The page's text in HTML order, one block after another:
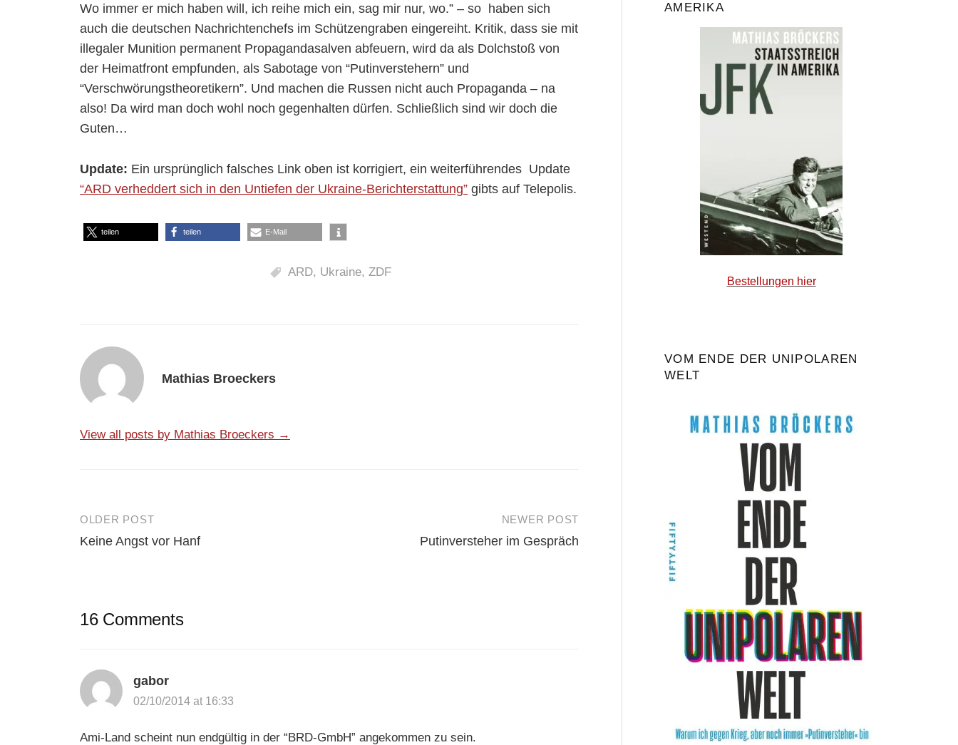
Wo immer er mich haben will, ich reihe mich ein, sag mir nur, wo.” – so haben sich
auch die deutschen Nachrichtenchefs im Schützengraben eingereiht. Kritik, dass sie mit
illegaler Munition permanent Propagandasalven abfeuern, wird da als Dolchstoß von
der Heimatfront empfunden, als Sabotage von “Putinverstehern” und
“Verschwörungstheoretikern”. Und machen die Russen nicht auch Propaganda – na
also! Da wird man doch wohl noch gegenhalten dürfen. Schließlich sind wir doch die
Guten…
Update: Ein ursprünglich falsches Link oben ist korrigiert, ein weiterführendes Update
“ARD verheddert sich in den Untiefen der Ukraine-Berichterstattung” gibts auf Telepolis.
teilen teilen E-Mail
ARD, Ukraine, ZDF
Mathias Broeckers
View all posts by Mathias Broeckers →
Post
navigation
OLDER POST
Keine Angst vor Hanf
NEWER POST
Putinversteher im Gespräch
16 Comments
gabor
02/10/2014 at 16:33
Ami-Land scheint nun endgültig in der “BRD-GmbH” angekommen zu sein.
AMERIKA
Bestellungen hier
VOM ENDE DER UNIPOLAREN
WELT